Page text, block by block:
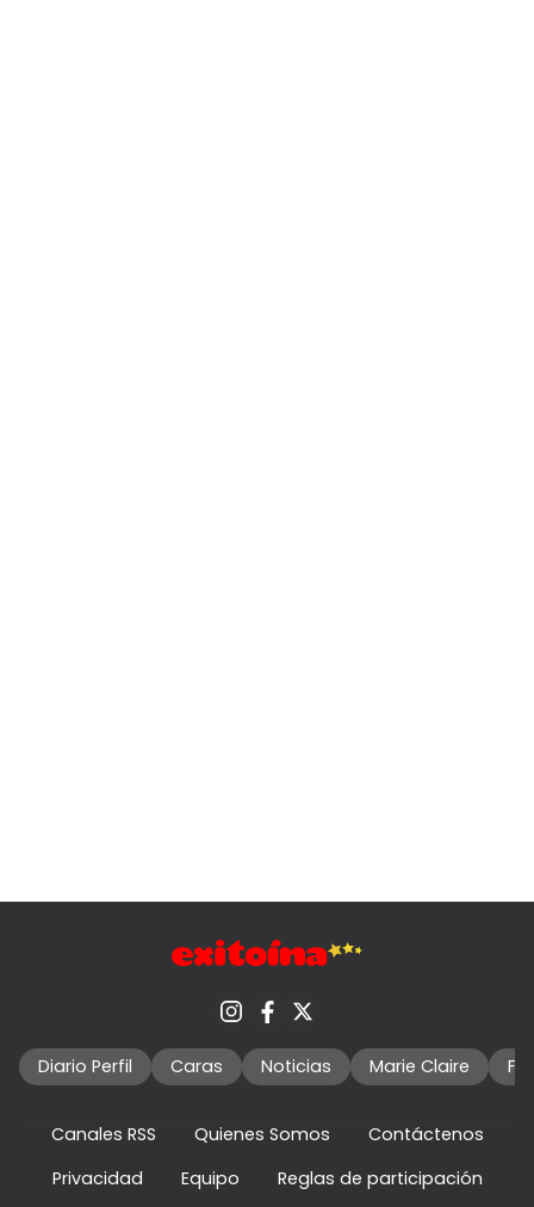
Diario Perfil Caras Noticias Marie Claire
Canales RSS Quienes Somos
Contáctenos
Privacidad
Equipo Reglas de participación